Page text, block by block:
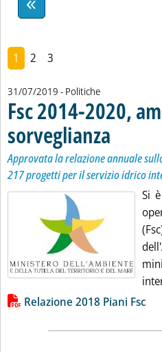
1 2 3
31/07/2019 - Politiche
Fsc 2014-2020,
sorveglianza
Approvata la relazione annuale
217 progetti per il servizio idrico
Si
Lista allegati PDF alla
Relazione 2018 Piani Fsc